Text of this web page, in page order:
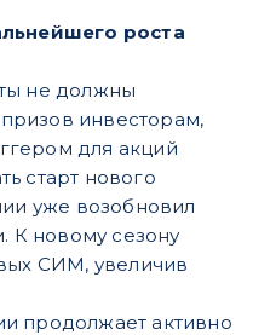
роста
не должны
инвесторам,
для акций
старт нового
уже возобновил
К новому сезону
СИМ, увеличив
продолжает активно